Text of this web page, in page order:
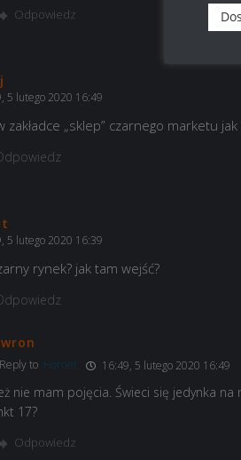
Odpowiedz
5 lutego 2020 16:49
zakładce „sklep” czarnego marketu
5 lutego 2020 16:39
rynek? jak tam wejść?
Reply to Hornet 16:49, 5 lutego 2020 16:49
nie mam pojęcia. Świeci się jedynka
17?
Odpowiedz